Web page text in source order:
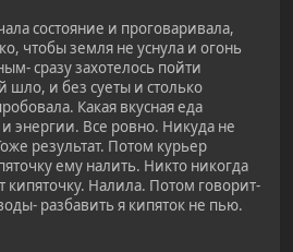
состояние и проговаривала,
чтобы земля не уснула и огонь
сразу захотелось пойти
шло, и без суеты и столько
Какая вкусная еда
энергии. Все ровно. Никуда не
результат. Потом курьер
ему налить. Никто никогда
кипяточку. Налила. Потом говорит-
разбавить я кипяток не пью.